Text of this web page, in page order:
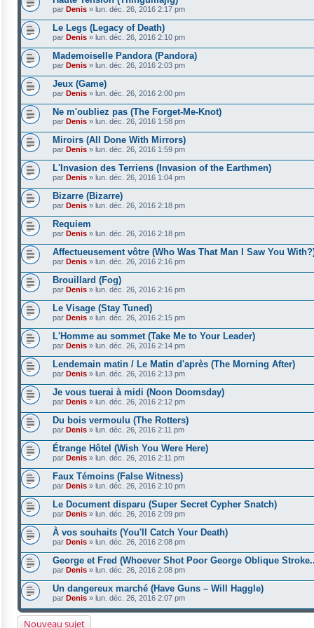
par Denis » lun. déc. 26, 2016 2:17 pm
Le Legs (Legacy of Death)
par Denis » lun. déc. 26, 2016 2:10 pm
Mademoiselle Pandora (Pandora)
par Denis » lun. déc. 26, 2016 2:03 pm
Jeux (Game)
par Denis » lun. déc. 26, 2016 2:00 pm
Ne m'oubliez pas (The Forget-Me-Knot)
par Denis » lun. déc. 26, 2016 1:58 pm
Miroirs (All Done With Mirrors)
par Denis » lun. déc. 26, 2016 1:59 pm
L'Invasion des Terriens (Invasion of the Earthmen)
par Denis » lun. déc. 26, 2016 1:04 pm
Bizarre (Bizarre)
par Denis » lun. déc. 26, 2016 2:18 pm
Requiem
par Denis » lun. déc. 26, 2016 2:18 pm
Affectueusement vôtre (Who Was That Man I Saw You
par Denis » lun. déc. 26, 2016 2:16 pm
Brouillard (Fog)
par Denis » lun. déc. 26, 2016 2:16 pm
Le Visage (Stay Tuned)
par Denis » lun. déc. 26, 2016 2:15 pm
L'Homme au sommet (Take Me to Your Leader)
par Denis » lun. déc. 26, 2016 2:14 pm
Lendemain matin / Le Matin d'après (The Morning After)
par Denis » lun. déc. 26, 2016 2:13 pm
Je vous tuerai à midi (Noon Doomsday)
par Denis » lun. déc. 26, 2016 2:12 pm
Du bois vermoulu (The Rotters)
par Denis » lun. déc. 26, 2016 2:11 pm
Étrange Hôtel (Wish You Were Here)
par Denis » lun. déc. 26, 2016 2:11 pm
Faux Témoins (False Witness)
par Denis » lun. déc. 26, 2016 2:10 pm
Le Document disparu (Super Secret Cypher Snatch)
par Denis » lun. déc. 26, 2016 2:09 pm
À vos souhaits (You'll Catch Your Death)
par Denis » lun. déc. 26, 2016 2:08 pm
George et Fred (Whoever Shot Poor George Oblique
par Denis » lun. déc. 26, 2016 2:08 pm
Un dangereux marché (Have Guns – Will Haggle)
par Denis » lun. déc. 26, 2016 2:07 pm
Nouveau sujet